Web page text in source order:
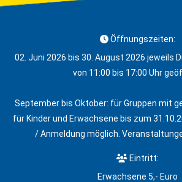
Öffnungszeiten:
02. Juni 2026 bis 30. August 2026 jeweils
von 11:00 bis 17:00 Uhr
September bis Oktober: für Gruppen mit
für Kinder und Erwachsene bis zum
/ Anmeldung möglich.
Eintritt:
Erwachsene 5,- Euro